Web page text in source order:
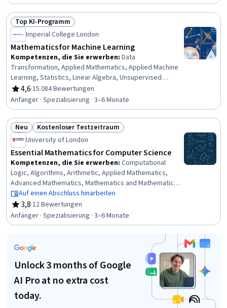
Status: Top KI-Programm
Top KI-Programm
Imperial College London
Mathematics for Machine Learning
Kompetenzen, die Sie erwerben: Data
Transformation, Applied Mathematics, Applied Machine
Learning, Statistics, Linear Algebra, Unsupervised
Learning, Numerical Analysis, Dimensionality Reduction,
NumPy, Data Manipulation, Statistical Methods,
Regression Analysis, Data Science, Descriptive
Statistics, Model Optimization, Mathematical Software,
Machine Learning Methods, Calculus, Geometry, Jupyter
4,6
Bewertung, 4,6 von 5 Sternen
·15.084 Bewertungen
Anfänger · Spezialisierung · 3–6 Monate
Status: Neu
Neu Status: Kostenloser Testzeitraum
Kostenloser Testzeitraum
University of London
Essential Mathematics for Computer Science
Kompetenzen, die Sie erwerben: Computational
Logic, Algorithms, Arithmetic, Applied Mathematics,
Advanced Mathematics, Mathematics and Mathematical
Modeling, Deductive Reasoning, Mathematical Theory &
Analysis, Trigonometry, Geometry, Statistics, General
Mathematics, Graphing, Computer Science,
Mathematical Modeling, Programming Principles,
Business Mathematics, Business Logic, Algebra, Problem
Solving
Auf einen Abschluss hinarbeiten
3,8
Bewertung, 3,8 von 5 Sternen
·12 Bewertungen
Anfänger · Spezialisierung · 3–6 Monate
Unlock 3 months of Google
AI Pro at no extra cost
today.